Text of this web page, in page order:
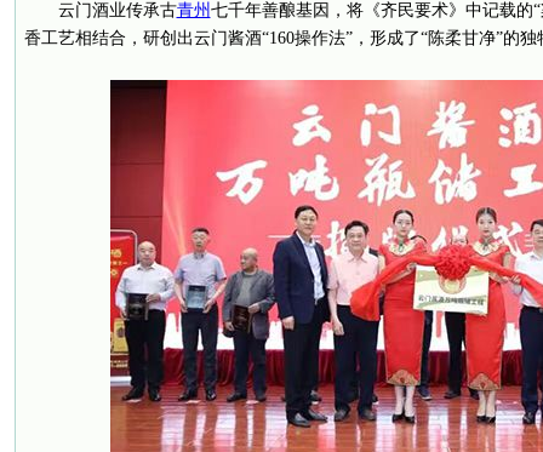
云门酒业传承古青州 七千年善酿基因，将《齐民要术》中记载的
香工艺相结合，研创出云门酱酒“160操作法”，形成了“陈柔甘净”的独